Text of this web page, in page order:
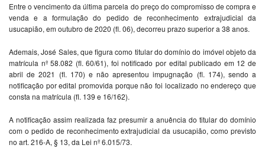
Entre o vencimento da última parcela do preço do compromisso de compra e
venda e a formulação do pedido de reconhecimento extrajudicial da
usucapião, em outubro de 2020 (fl. 06), decorreu prazo superior a 38 anos.
Ademais, José Sales, que figura como titular do domínio do imóvel objeto da
matrícula nº 58.082 (fl. 60/61), foi notificado por edital publicado em 12 de
abril de 2021 (fl. 170) e não apresentou impugnação (fl. 174), sendo a
notificação por edital promovida porque não foi localizado no endereço que
consta na matrícula (fl. 139 e 16/162).
A notificação assim realizada faz presumir a anuência do titular do domínio
com o pedido de reconhecimento extrajudicial da usucapião, como previsto
no art. 216-A, § 13, da Lei nº 6.015/73.